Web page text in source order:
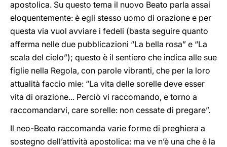
apostolica. Su questo tema il nuovo Beato parla assai
eloquentemente: è egli stesso uomo di orazione e per
questa via vuol avviare i fedeli (basta seguire quanto
afferma nelle due pubblicazioni “La bella rosa” e “La
scala del cielo”); questo è il sentiero che indica alle sue
figlie nella Regola, con parole vibranti, che per la loro
attualità faccio mie: “La vita delle sorelle deve esser
vita di orazione... Perciò vi raccomando, e torno a
raccomandarvi, care sorelle: non cessate di pregare”.
Il neo-Beato raccomanda varie forme di preghiera a
sostegno dell’attività apostolica: ma ve n’è una che è la